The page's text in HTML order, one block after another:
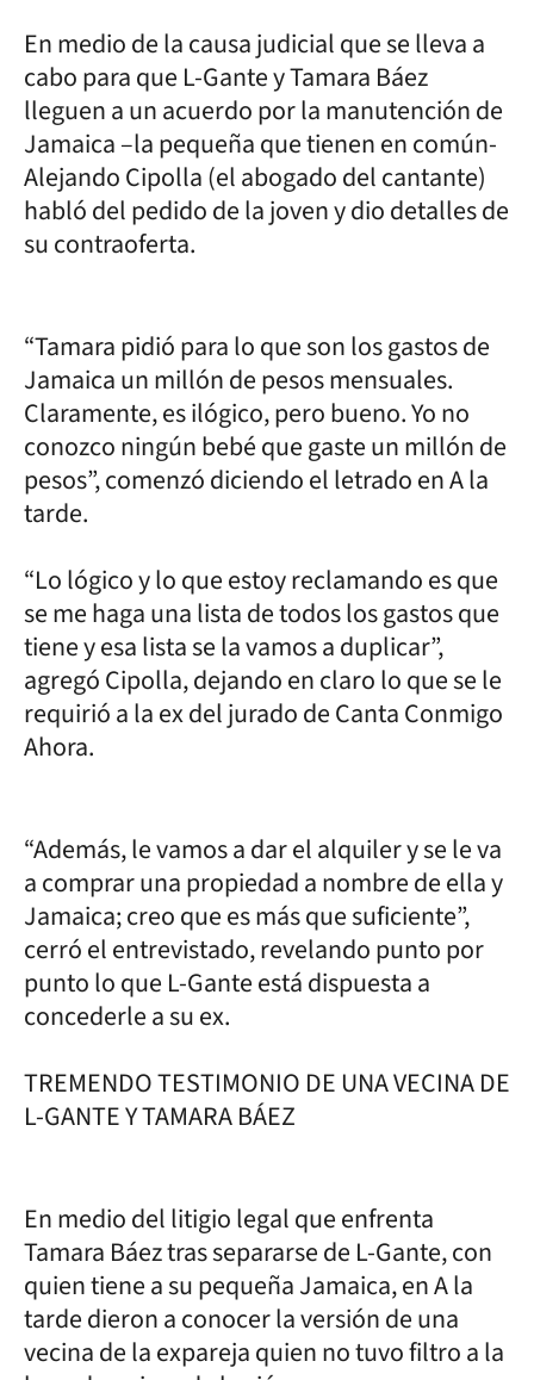
En medio de la causa judicial que se lleva a
cabo para que L-Gante y Tamara Báez
lleguen a un acuerdo por la manutención de
Jamaica –la pequeña que tienen en común-
Alejando Cipolla (el abogado del cantante)
habló del pedido de la joven y dio detalles de
su contraoferta.
“Tamara pidió para lo que son los gastos de
Jamaica un millón de pesos mensuales.
Claramente, es ilógico, pero bueno. Yo no
conozco ningún bebé que gaste un millón de
pesos”, comenzó diciendo el letrado en A la
tarde.
“Lo lógico y lo que estoy reclamando es que
se me haga una lista de todos los gastos que
tiene y esa lista se la vamos a duplicar”,
agregó Cipolla, dejando en claro lo que se le
requirió a la ex del jurado de Canta Conmigo
Ahora.
“Además, le vamos a dar el alquiler y se le va
a comprar una propiedad a nombre de ella y
Jamaica; creo que es más que suficiente”,
cerró el entrevistado, revelando punto por
punto lo que L-Gante está dispuesta a
concederle a su ex.
TREMENDO TESTIMONIO DE UNA VECINA DE
L-GANTE Y TAMARA BÁEZ
En medio del litigio legal que enfrenta
Tamara Báez tras separarse de L-Gante, con
quien tiene a su pequeña Jamaica, en A la
tarde dieron a conocer la versión de una
vecina de la expareja quien no tuvo filtro a la